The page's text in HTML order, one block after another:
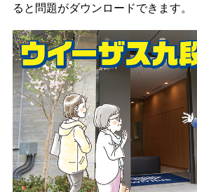
ると問題がダウンロードできます。